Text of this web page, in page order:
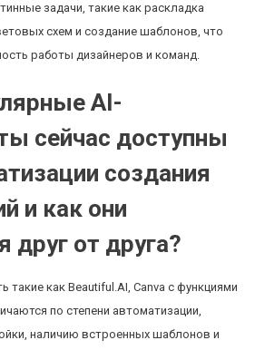
задачи, такие как раскладка
схем и создание шаблонов, что
работы дизайнеров и команд.
AI-
сейчас доступны
создания
и как они
друг от друга?
такие как Beautiful.AI, Canva с функциями
по степени автоматизации,
наличию встроенных шаблонов и